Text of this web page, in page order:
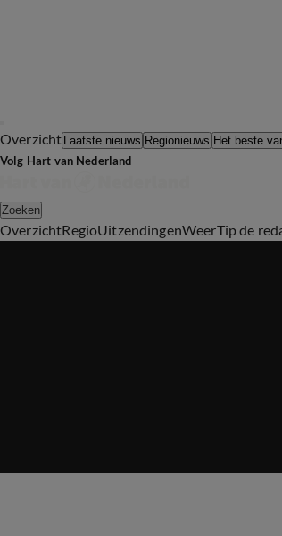
Overzicht Laatste nieuws Regionieuws Het beste
Volg Hart van Nederland
Zoeken
OverzichtRegioUitzendingenWeerTip de